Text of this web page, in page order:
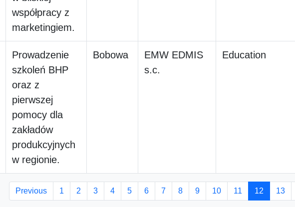
współpracy z
marketingiem.
Prowadzenie
szkoleń BHP
oraz z
pierwszej
pomocy dla
zakładów
produkcyjnych
w regionie.
Bobowa
EMW EDMIS
s.c.
Education
Previous 1 2 3 4 5 6 7 8 9 10 11 12 13